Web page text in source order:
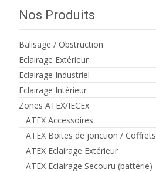
Nos Produits
Balisage / Obstruction
Eclairage Extérieur
Eclairage Industriel
Eclairage Intérieur
Zones ATEX/IECEx
ATEX Accessoires
ATEX Boites de jonction / Coffrets
ATEX Eclairage Extérieur
ATEX Eclairage Secouru (batterie)